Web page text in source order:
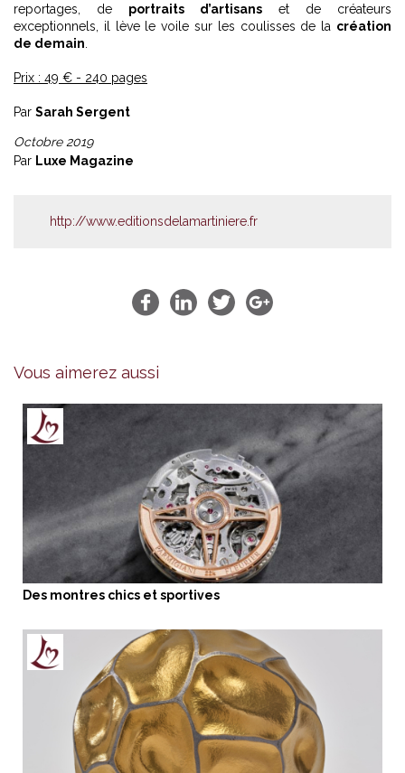
reportages, de portraits d’artisans et de créateurs
exceptionnels, il lève le voile sur les coulisses de la création
de demain
Prix : 49 € - 240 pages
Par Sarah Sergent
Octobre 2019
Par Luxe Magazine
http://www.editionsdelamartiniere.fr
Vous aimerez aussi
Des montres chics et sportives